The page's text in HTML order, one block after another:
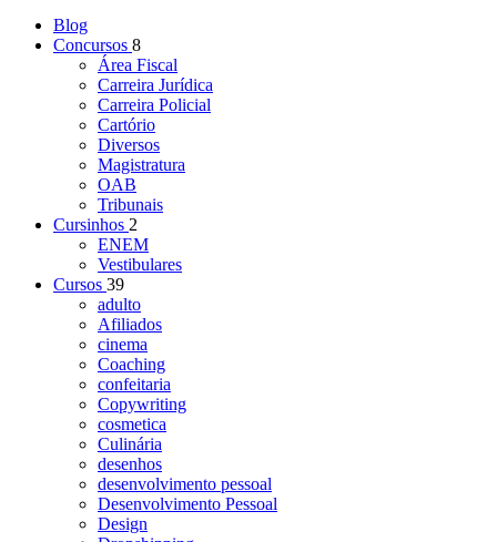
Blog
Concursos 8
Área Fiscal
Carreira Jurídica
Carreira Policial
Cartório
Diversos
Magistratura
OAB
Tribunais
Cursinhos 2
ENEM
Vestibulares
Cursos 39
adulto
Afiliados
cinema
Coaching
confeitaria
Copywriting
cosmetica
Culinária
desenhos
desenvolvimento pessoal
Desenvolvimento Pessoal
Design